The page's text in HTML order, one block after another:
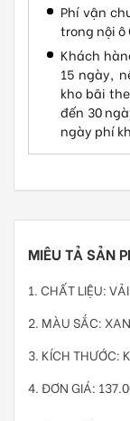
Phí vận
trong nội ô
Khách
15 ngày,
kho bãi
đến 30
ngày phí
MIÊU TẢ SẢN
1. CHẤT LIỆU: VẢI
2. MÀU SẮC:
3. KÍCH THƯỚC:
4. ĐƠN GIÁ: